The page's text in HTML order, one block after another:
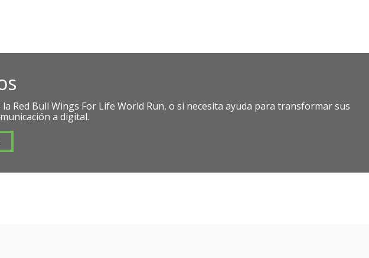
Bull Wings For Life World Run, o si necesita ayuda para transformar sus
a digital.